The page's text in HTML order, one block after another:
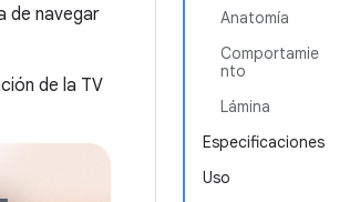
Anatomía
Comportamie
nto
Lámina
Especificaciones
Uso
de navegar
de la TV